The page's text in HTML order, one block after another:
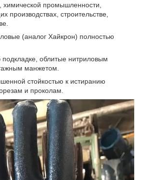
промышленности,
производствах, строительстве,
(аналог Хайкрон) полностью
подкладке, облитые нитриловым
манжетом.
стойкостью к истиранию
и проколам.